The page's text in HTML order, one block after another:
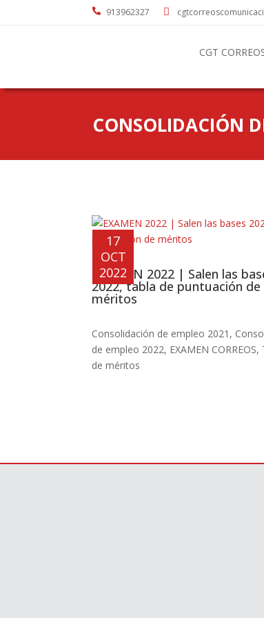
 913962327 
CGT
CONSOLIDACIÓN
EXAMEN 2022 | Salen las
2022, tabla de puntuación de
méritos
17
OCT
2022
Consolidación de empleo 2021 ,
de empleo 2022, EXAMEN CORREOS,
de méritos